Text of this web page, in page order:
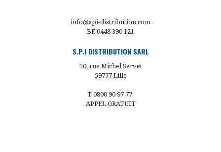
info@spi-distribution.com
BE 0448 390 121
S.P.I DISTRIBUTION SARL
10, rue Michel Servet
59777 Lille
T 0800 90 97 77
APPEL GRATUIT